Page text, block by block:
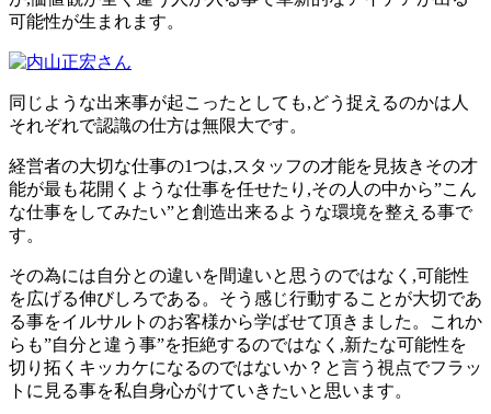
可能性が生まれます。
同じような出来事が起こったとしても,どう捉えるのかは人
それぞれで認識の仕方は無限大です。
経営者の大切な仕事の1つは,スタッフの才能を見抜きその才
能が最も花開くような仕事を任せたり,その人の中から”こん
な仕事をしてみたい”と創造出来るような環境を整える事で
す。
その為には自分との違いを間違いと思うのではなく,可能性
を広げる伸びしろである。そう感じ行動することが大切であ
る事をイルサルトのお客様から学ばせて頂きました。これか
らも”自分と違う事”を拒絶するのではなく,新たな可能性を
切り拓くキッカケになるのではないか？と言う視点でフラッ
トに見る事を私自身心がけていきたいと思います。